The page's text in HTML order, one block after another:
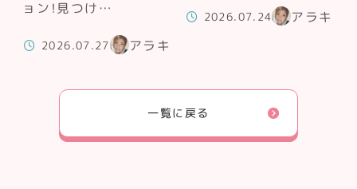
ョン！見つけ…
2026.07.27 アラキ
2026.07.24 アラキ
一覧に戻る